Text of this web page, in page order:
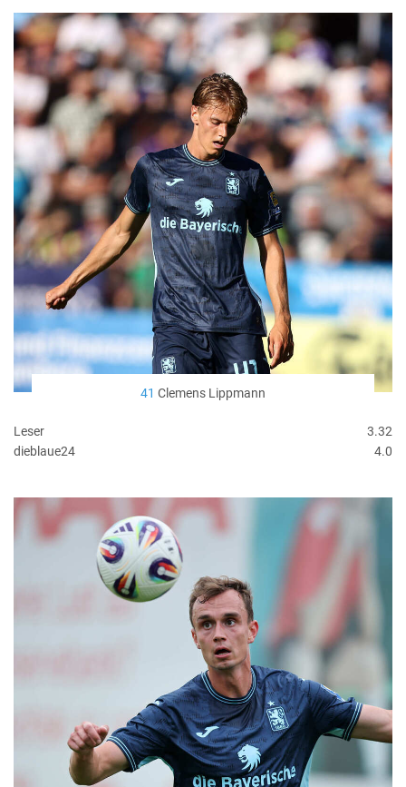
41 Clemens Lippmann
Leser
3.32
dieblaue24
4.0